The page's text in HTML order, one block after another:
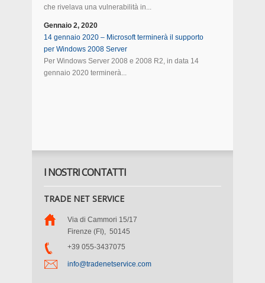
che rivelava una vulnerabilità in...
Gennaio 2, 2020
14 gennaio 2020 – Microsoft terminerà il supporto
per Windows 2008 Server
Per Windows Server 2008 e 2008 R2, in data 14
gennaio 2020 terminerà...
I NOSTRI CONTATTI
TRADE NET SERVICE
Via di Cammori 15/17
Firenze (FI), 50145
+39 055-3437075
info@tradenetservice.com